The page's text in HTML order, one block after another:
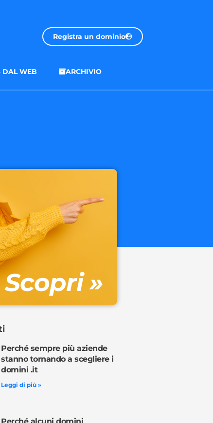
Registra un dominio
DAL WEB ARCHIVIO
Scopri »
Perché sempre più aziende
stanno tornando a scegliere i
domini .it
Leggi di più »
Perché alcuni domini